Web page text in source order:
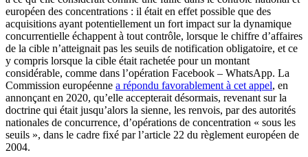
européen des concentrations : il était en effet possible que des
acquisitions ayant potentiellement un fort impact sur la dynamique
concurrentielle échappent à tout contrôle, lorsque le chiffre d’affaires
de la cible n’atteignait pas les seuils de notification obligatoire, et ce
y compris lorsque la cible était rachetée pour un montant
considérable, comme dans l’opération Facebook – WhatsApp. La
Commission européenne a répondu favorablement à cet appel, en
annonçant en 2020, qu’elle accepterait désormais, revenant sur la
doctrine qui était jusqu’alors la sienne, les renvois, par des autorités
nationales de concurrence, d’opérations de concentration « sous les
seuils », dans le cadre fixé par l’article 22 du règlement européen de
2004.